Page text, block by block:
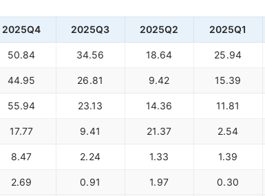
2025Q4 2025Q3 2025Q2 2025Q1
50.84 34.56 18.64 25.94
44.95 26.81 9.42 15.39
55.94 23.13 14.36 11.81
17.77 9.41 21.37 2.54
8.47 2.24 1.33 1.39
2.69 0.91 1.97 0.30